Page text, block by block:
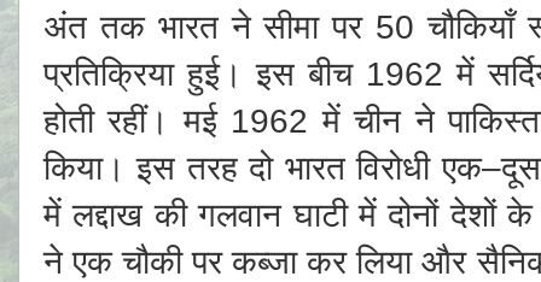
अंत तक भारत ने सीमा पर 50 चौकियाँ
प्रतिक्रिया हुई। इस बीच 1962 में
होती रहीं। मई 1962 में चीन ने
किया। इस तरह दो भारत विरोधी
में लद्दाख की गलवान घाटी में दोनों
ने एक चौकी पर कब्जा कर लिया और